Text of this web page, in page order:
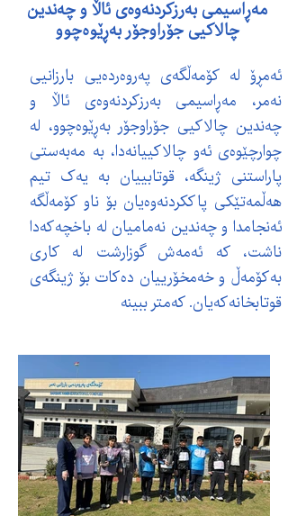
مەڕاسیمی بەرزکردنەوەی ئاڵا و چەندین
چالاکیی جۆراوجۆر بەڕێوەچوو
ئەمڕۆ لە کۆمەڵگەی پەروەردەیی بارزانیی
نەمر، مەڕاسیمی بەرزکردنەوەی ئاڵا و
چەندین چالاکیی جۆراوجۆر بەڕێوەچوو، لە
چوارچێوەی ئەو چالاکییانەدا، بە مەبەستی
پاراستنی ژینگە، قوتابییان بە یەک تیم
هەڵمەتێکی پاککردنەوەیان بۆ ناو کۆمەڵگە
ئەنجامدا و چەندین نەمامیان لە باخچەکەدا
ناشت، کە ئەمەش گوزارشت لە کاری
بەکۆمەڵ و خەمخۆرییان دەکات بۆ ژینگەی
قوتابخانەکەیان. کەمتر ببینە